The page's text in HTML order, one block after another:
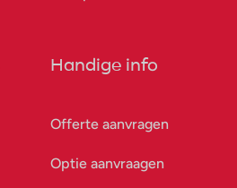
Handige info
Offerte aanvragen
Optie aanvraagen